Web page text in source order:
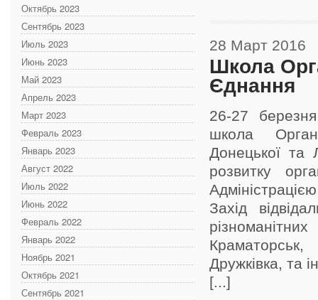
Октябрь 2023
Сентябрь 2023
Июль 2023
Июнь 2023
Май 2023
Апрель 2023
Март 2023
Февраль 2023
Январь 2023
Август 2022
Июль 2022
Июнь 2022
Февраль 2022
Январь 2022
Ноябрь 2021
Октябрь 2021
Сентябрь 2021
28 Март 2016
Школа
Єднання
26-27
школа
Донецької та
розвитку
Захід
Краматорськ,
Дружківка,
[...]